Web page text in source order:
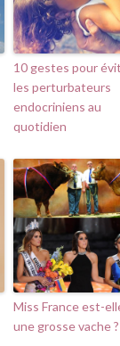
10 gestes pour
les perturbateurs
endocriniens au
quotidien
Miss France est-
une grosse vache ?